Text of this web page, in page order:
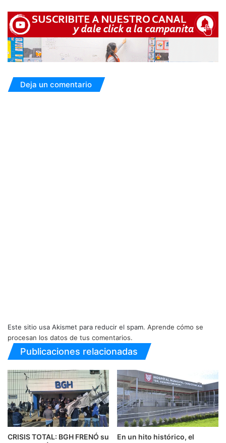
Deja un comentario
Este sitio usa Akismet para reducir el spam. Aprende cómo se
procesan los datos de tus comentarios.
Publicaciones relacionadas
CRISIS TOTAL: BGH FRENÓ su
En un hito histórico, el